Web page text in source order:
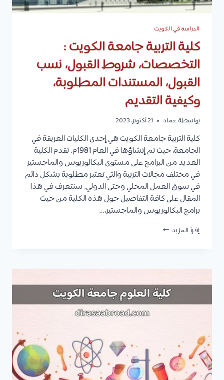
الدراسة في الكويت
كلية التربية جامعة الكويت :
التخصصات، شروط القبول، نسب
القبول، المستندات المطلوبة،
وكيفية التقديم
بواسطة عماد 21 أكتوبر، 2023
كلية التربية جامعة الكويت هي إحدى الكليات العريقة في
الجامعة، حيث تم إنشاؤها في العام 1981م. تقدم الكلية
العديد من البرامج على مستوى البكالوريوس والماجستير
في مختلف مجالات التربية والتي تعتبر مطلوبة بشكل دائم
في سوق العمل المحلي وحتى الدولي. سنتعرف في هذا
المقال على كافة التفاصيل حول هذه الكلية من حيث
برامج البكالوريوس والماجستير،…
إقرأ المزيد كلية
شروط
القبول،
نسب
التقديم